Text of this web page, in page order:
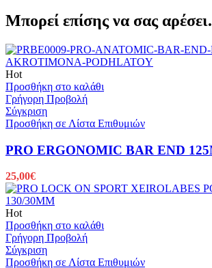
Μπορεί επίσης να σας
Hot
Προσθήκη στο καλάθι
Γρήγορη Προβολή
Σύγκριση
Προσθήκη σε Λίστα Επιθυμιών
PRO ERGONOMIC BAR END
25,00€
Hot
Προσθήκη στο καλάθι
Γρήγορη Προβολή
Σύγκριση
Προσθήκη σε Λίστα Επιθυμιών